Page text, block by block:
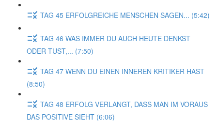
TAG 45 ERFOLGREICHE MENSCHEN SAGEN... (5:42)
TAG 46 WAS IMMER DU AUCH HEUTE DENKST
ODER TUST,... (7:50)
TAG 47 WENN DU EINEN INNEREN KRITIKER HAST
(8:50)
TAG 48 ERFOLG VERLANGT, DASS MAN IM VORAUS
DAS POSITIVE SIEHT (6:06)